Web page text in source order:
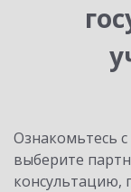
Ознакомьтесь
выберите
консультацию,